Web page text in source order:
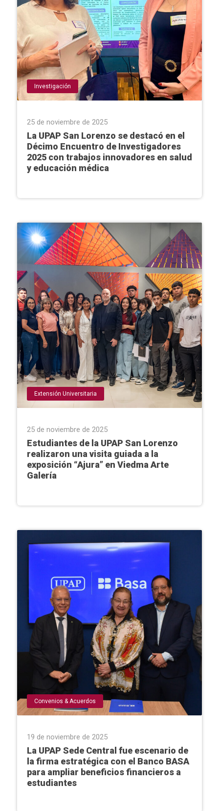
Investigación
25 de noviembre de 2025
La UPAP San Lorenzo se destacó en el
Décimo Encuentro de Investigadores
2025 con trabajos innovadores en salud
y educación médica
Extensión Universitaria
25 de noviembre de 2025
Estudiantes de la UPAP San Lorenzo
realizaron una visita guiada a la
exposición “Ajura” en Viedma Arte
Galería
Convenios & Acuerdos
19 de noviembre de 2025
La UPAP Sede Central fue escenario de
la firma estratégica con el Banco BASA
para ampliar beneficios financieros a
estudiantes